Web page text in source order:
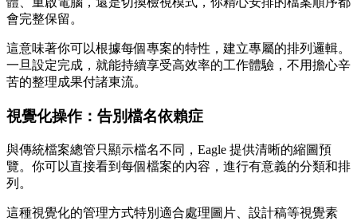
會完整保留。
這意味著你可以根據每個專案的特性，建立專屬的排列邏輯。
一旦設定完成，就能持續享受高效率的工作體驗，不用擔心辛
苦的整理成果付諸東流。
視覺化操作： 告別檔名依賴症
與傳統檔案總管只顯示檔名不同，Eagle 提供清晰的縮圖預
覽。你可以直接看到每個檔案的內容，進行有意義的分類和排
列。
這種視覺化的管理方式特別適合處理圖片、設計稿等視覺素